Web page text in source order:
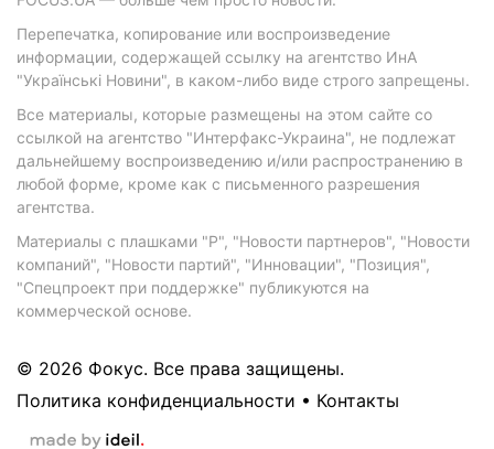
Перепечатка, копирование или воспроизведение
информации, содержащей ссылку на агентство ИнА
"Українські Новини", в каком-либо виде строго запрещены.
Все материалы, которые размещены на этом сайте со
ссылкой на агентство "Интерфакс-Украина", не подлежат
дальнейшему воспроизведению и/или распространению в
любой форме, кроме как с письменного разрешения
агентства.
Материалы с плашками "Р", "Новости партнеров", "Новости
компаний", "Новости партий", "Инновации", "Позиция",
"Спецпроект при поддержке" публикуются на
коммерческой основе.
© 2026 Фокус. Все права защищены.
Политика конфиденциальности • Контакты